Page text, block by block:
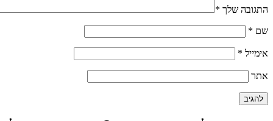
התגובה שלך *
שם *
אימייל *
אתר